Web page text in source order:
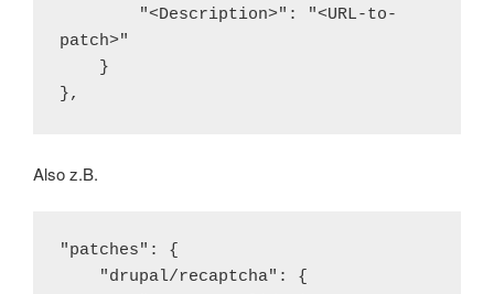
patch>"
},
Also z.B.
"patches": {